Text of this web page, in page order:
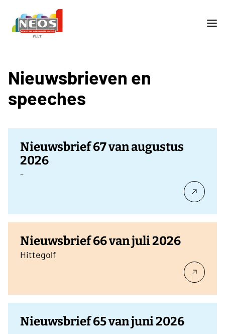
Nieuwsbrieven en
speeches
Nieuwsbrief 67 van augustus
2026
-
Nieuwsbrief 66 van juli 2026
Hittegolf
Nieuwsbrief 65 van juni 2026